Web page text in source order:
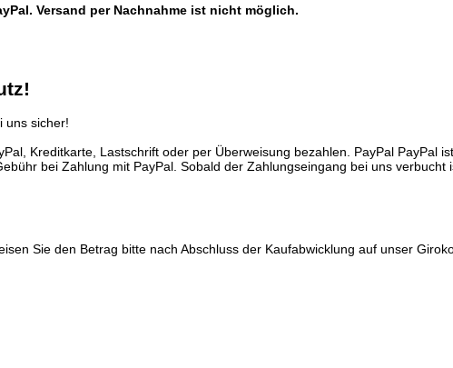
Versand per Nachnahme ist nicht möglich.
uns sicher!
Kreditkarte, Lastschrift oder per Überweisung bezahlen. PayPal
bei Zahlung mit PayPal. Sobald der Zahlungseingang bei uns
Sie den Betrag bitte nach Abschluss der Kaufabwicklung auf unser